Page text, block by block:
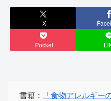
X
Pocket
書籍：
「食物アレルギ